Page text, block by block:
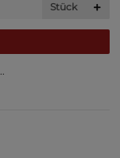
Stück